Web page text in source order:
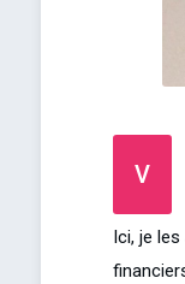
V
Ici, je